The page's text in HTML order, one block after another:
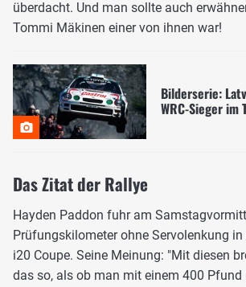
überdacht. Und man sollte auch
Tommi Mäkinen einer von ihnen war!
Bilderserie:
WRC-Sieger im
Das Zitat der Rallye
Hayden Paddon fuhr am
Prüfungskilometer ohne Servolenkung
i20 Coupe. Seine Meinung: "Mit diesen
das so, als ob man mit einem 400 Pfund